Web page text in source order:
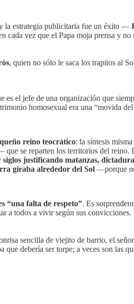
la estrategia publicitaria fue un éxito —
vez que el Papa moja prensa y
, quien no sólo le saca los trapitos al
el jefe de una organización que
homosexual era una “movida
reino teocrático: la síntesis
se reparten los territorios del reino.
siglos justificando matanzas,
giraba alrededor del Sol —porque
“una falta de respeto”. Es
todos a vivir según sus
sencilla de viejito de barrio, el
debería ser torpe; a veces son las